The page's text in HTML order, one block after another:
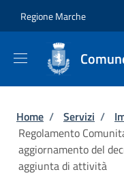
Regione Marche
Briciole di
Home / Servizi /
Regolamento
aggiornamento del
aggiunta di attività